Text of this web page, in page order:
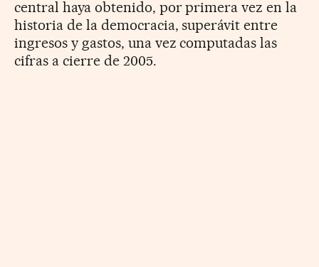
central haya obtenido, por primera vez en la
historia de la democracia, superávit entre
ingresos y gastos, una vez computadas las
cifras a cierre de 2005.